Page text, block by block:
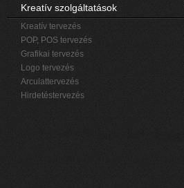
Kreatív szolgáltatások
Kreatív tervezés
POP, POS tervezés
Grafikai tervezés
Logo tervezés
Arculattervezés
Hirdetéstervezés